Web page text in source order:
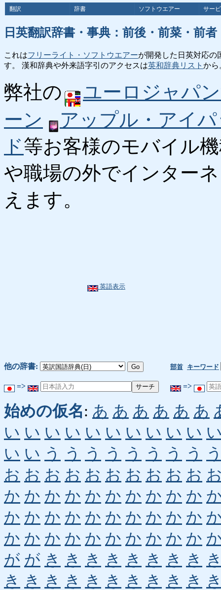
翻訳 辞書 ソフトウエアー サー
日英翻訳辞書・事典：前後・前菜・前
これはフリーライト・ソフトウエアーが開発した日英対応の
す。 漢和辞典や外来語字引のアクセスは英和辞典リスト から
弊社の
ユーロジャパ
ーン
アップル・アイ
ド等お客様のモバイル
や職場の外でインター
えます。
英語表示
他の辞書: 部首 キーワード
=> =>
始めの仮名: あ あ あ あ あ あ
い い い い い い い い い い
い い う う う う う う う う
お お お お お お お お お お
か か か か か か か か か か
か か か か か か か か か か
か か か か か か か か か か
が が き き き き き き き き
き き き き き き き き き き